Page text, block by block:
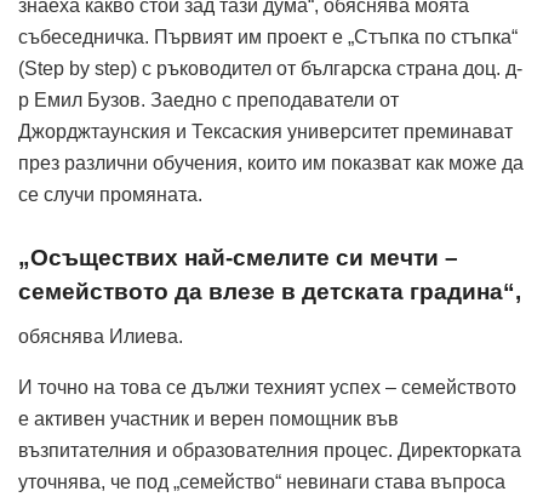
знаеха какво стои зад тази дума“, обяснява моята
събеседничка. Първият им проект е „Стъпка по стъпка“
(Step by step) с ръководител от българска страна доц. д-
р Емил Бузов. Заедно с преподаватели от
Джорджтаунския и Тексаския университет преминават
през различни обучения, които им показват как може да
се случи промяната.
„Осъществих най-смелите си мечти –
семейството да влезе в детската градина“,
обяснява Илиева.
И точно на това се дължи техният успех – семейството
е активен участник и верен помощник във
възпитателния и образователния процес. Директорката
уточнява, че под „семейство“ невинаги става въпроса